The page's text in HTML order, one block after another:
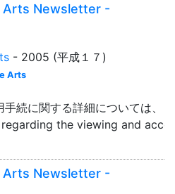
Arts Newsletter -
- 2005 (平成１７)
Arts
続に関する詳細については、「
the viewing and
Arts Newsletter -